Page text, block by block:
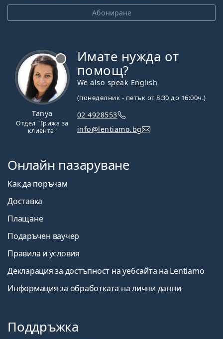
Абониране
Tanya
Отдел "Грижа за
клиента"
Имате нужда от
помощ?
We also speak English
(понеделник - петък от 8:30 до 16:00ч.)
02 4928553
info@lentiamo.bg
Онлайн пазаруване
Как да поръчам
Доставка
Плащане
Подаръчен ваучер
Правила и условия
Декларация за достъпност на уебсайта на Lentiamo
Информация за обработката на лични данни
Поддръжка